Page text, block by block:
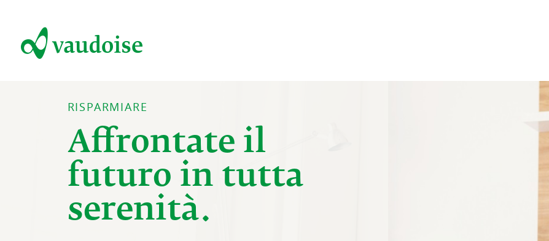
RISPARMIARE
Affrontate il
futuro in tutta
serenità.